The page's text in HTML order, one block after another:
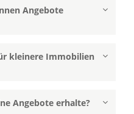
Angebote
kleinere Immobilien
Angebote erhalte?